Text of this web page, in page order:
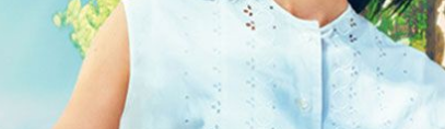
#玉木雄一郎
#亀和田武